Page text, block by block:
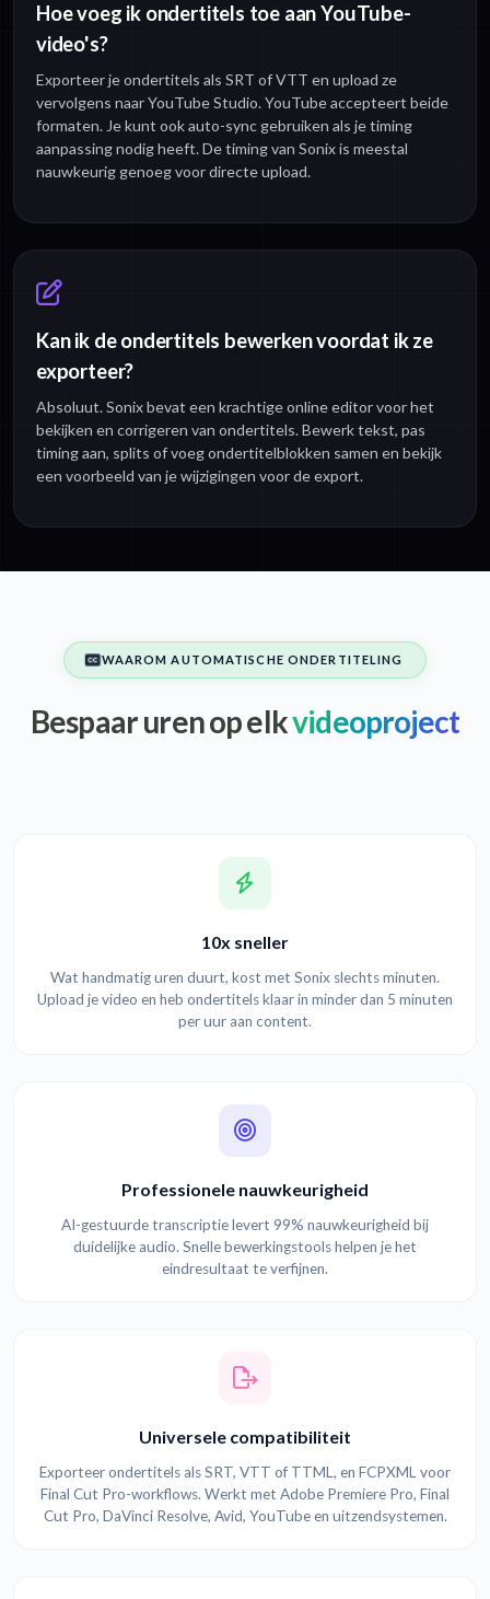
Hoe voeg ik ondertitels toe aan YouTube-
video's?
Exporteer je ondertitels als SRT of VTT en upload ze
vervolgens naar YouTube Studio. YouTube accepteert beide
formaten. Je kunt ook auto-sync gebruiken als je timing
aanpassing nodig heeft. De timing van Sonix is meestal
nauwkeurig genoeg voor directe upload.
Kan ik de ondertitels bewerken voordat ik ze
exporteer?
Absoluut. Sonix bevat een krachtige online editor voor het
bekijken en corrigeren van ondertitels. Bewerk tekst, pas
timing aan, splits of voeg ondertitelblokken samen en bekijk
een voorbeeld van je wijzigingen voor de export.
WAAROM AUTOMATISCHE ONDERTITELING
Bespaar uren op elkvideoproject
10x sneller
Wat handmatig uren duurt, kost met Sonix slechts minuten.
Upload je video en heb ondertitels klaar in minder dan 5 minuten
per uur aan content.
Professionele nauwkeurigheid
AI-gestuurde transcriptie levert 99% nauwkeurigheid bij
duidelijke audio. Snelle bewerkingstools helpen je het
eindresultaat te verfijnen.
Universele compatibiliteit
Exporteer ondertitels als SRT, VTT of TTML, en FCPXML voor
Final Cut Pro-workflows. Werkt met Adobe Premiere Pro, Final
Cut Pro, DaVinci Resolve, Avid, YouTube en uitzendsystemen.